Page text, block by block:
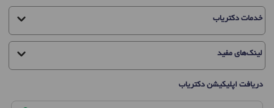
خدمات دکتریاب
لینک‌های مفید
دریافت اپلیکیشن دکتریاب